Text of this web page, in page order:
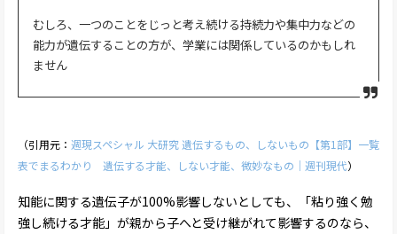
むしろ、一つのことをじっと考え続ける持続力や集中力などの
能力が遺伝することの方が、学業には関係しているのかもしれ
ません
（引用元： 週現スペシャル 大研究 遺伝するもの、しないもの【第1部】一覧
表でまるわかり 遺伝する才能、しない才能、微妙なもの｜週刊現代）
知能に関する遺伝子が100%影響しないとしても、「粘り強く勉
強し続ける才能」が親から子へと受け継がれて影響するのなら、